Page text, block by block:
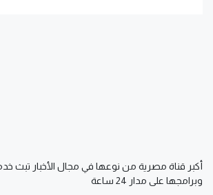
أكبر قناة مصرية من نوعها في مجال الأخبار تبث
وبرامجها على مدار 24 ساعة